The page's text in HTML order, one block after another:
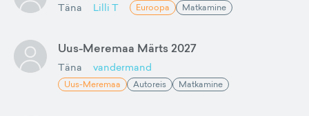
Täna Lilli T Euroopa Matkamine
Uus-Meremaa Märts 2027
Täna vandermand
Uus-Meremaa Autoreis Matkamine